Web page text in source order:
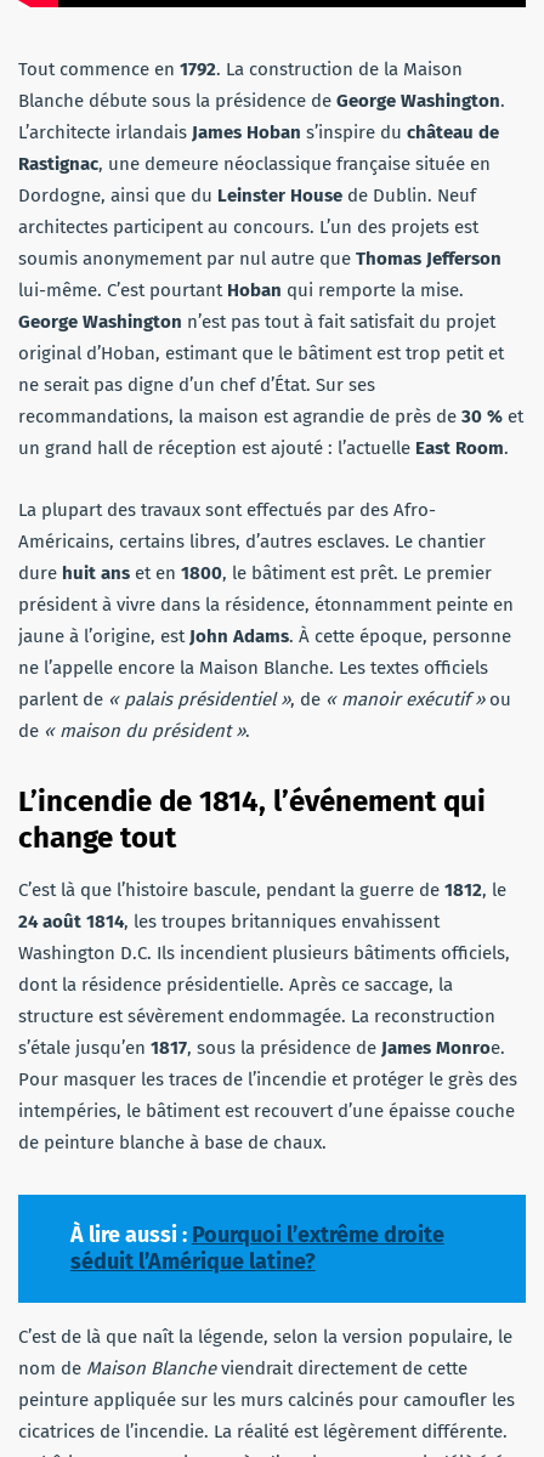
Tout commence en 1792. La construction de la Maison
Blanche débute sous la présidence de George Washington.
L’architecte irlandais James Hoban s’inspire du château de
Rastignac, une demeure néoclassique française située en
Dordogne, ainsi que du Leinster House de Dublin. Neuf
architectes participent au concours. L’un des projets est
soumis anonymement par nul autre que Thomas Jefferson
lui-même. C’est pourtant Hoban qui remporte la mise.
George Washington n’est pas tout à fait satisfait du projet
original d’Hoban, estimant que le bâtiment est trop petit et
ne serait pas digne d’un chef d’État. Sur ses
recommandations, la maison est agrandie de près de 30 % et
un grand hall de réception est ajouté : l’actuelle East Room.
La plupart des travaux sont effectués par des Afro-
Américains, certains libres, d’autres esclaves. Le chantier
dure huit ans et en 1800, le bâtiment est prêt. Le premier
président à vivre dans la résidence, étonnamment peinte en
jaune à l’origine, est John Adams. À cette époque, personne
ne l’appelle encore la Maison Blanche. Les textes officiels
parlent de « palais présidentiel », de « manoir exécutif »ou
de « maison du président ».
L’incendie de 1814, l’événement qui
change tout
C’est là que l’histoire bascule, pendant la guerre de 1812, le
24 août 1814, les troupes britanniques envahissent
Washington D.C. Ils incendient plusieurs bâtiments officiels,
dont la résidence présidentielle. Après ce saccage, la
structure est sévèrement endommagée. La reconstruction
s’étale jusqu’en 1817, sous la présidence de James Monroe.
Pour masquer les traces de l’incendie et protéger le grès des
intempéries, le bâtiment est recouvert d’une épaisse couche
de peinture blanche à base de chaux.
À lire aussi : Pourquoi l’extrême droite
séduit l’Amérique latine?
C’est de là que naît la légende, selon la version populaire, le
nom de Maison Blancheviendrait directement de cette
peinture appliquée sur les murs calcinés pour camoufler les
cicatrices de l’incendie. La réalité est légèrement différente.